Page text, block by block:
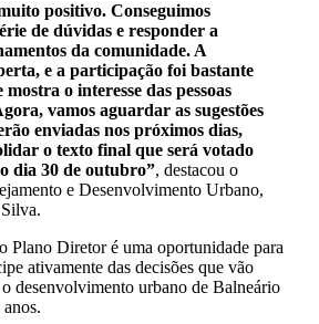
positivo. Conseguimos
de dúvidas e responder a
da comunidade. A
e a participação foi bastante
o interesse das pessoas
vamos aguardar as sugestões
enviadas nos próximos dias,
o texto final que será votado
dia 30 de outubro”, destacou o
e Desenvolvimento Urbano,
Plano Diretor é uma oportunidade para
ativamente das decisões que vão
desenvolvimento urbano de Balneário